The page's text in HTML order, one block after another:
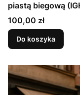
piastą biegową
Cena
100,00 zł
Do koszyka